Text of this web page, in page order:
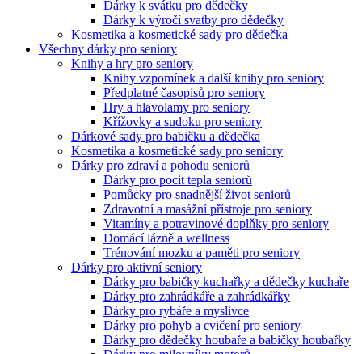
Dárky k svátku pro dědečky
Dárky k výročí svatby pro dědečky
Kosmetika a kosmetické sady pro dědečka
Všechny dárky pro seniory
Knihy a hry pro seniory
Knihy vzpomínek a další knihy pro seniory
Předplatné časopisů pro seniory
Hry a hlavolamy pro seniory
Křížovky a sudoku pro seniory
Dárkové sady pro babičku a dědečka
Kosmetika a kosmetické sady pro seniory
Dárky pro zdraví a pohodu seniorů
Dárky pro pocit tepla seniorů
Pomůcky pro snadnější život seniorů
Zdravotní a masážní přístroje pro seniory
Vitamíny a potravinové doplňky pro seniory
Domácí lázně a wellness
Trénování mozku a paměti pro seniory
Dárky pro aktivní seniory
Dárky pro babičky kuchařky a dědečky kuchaře
Dárky pro zahrádkáře a zahrádkářky
Dárky pro rybáře a myslivce
Dárky pro pohyb a cvičení pro seniory
Dárky pro dědečky houbaře a babičky houbařky